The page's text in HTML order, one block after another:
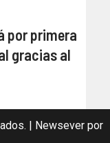
por primera
gracias al
Newseverpor